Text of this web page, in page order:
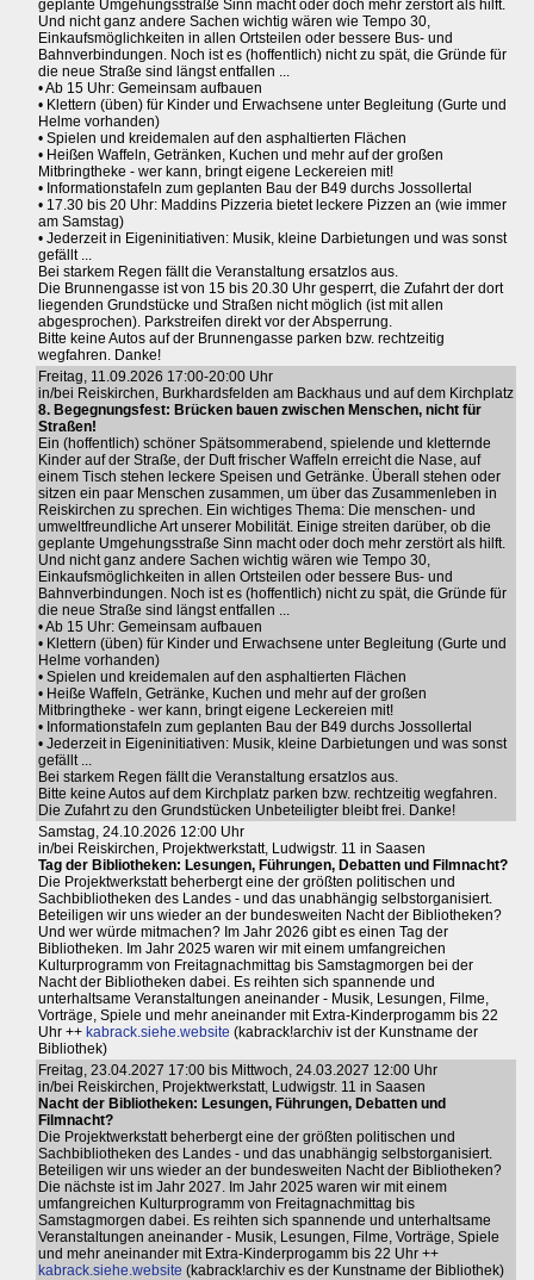
geplante Umgehungsstraße Sinn macht oder doch mehr zerstört als hilft.
Und nicht ganz andere Sachen wichtig wären wie Tempo 30,
Einkaufsmöglichkeiten in allen Ortsteilen oder bessere Bus- und
Bahnverbindungen. Noch ist es (hoffentlich) nicht zu spät, die Gründe für
die neue Straße sind längst entfallen ...
• Ab 15 Uhr: Gemeinsam aufbauen
• Klettern (üben) für Kinder und Erwachsene unter Begleitung (Gurte und
Helme vorhanden)
• Spielen und kreidemalen auf den asphaltierten Flächen
• Heißen Waffeln, Getränken, Kuchen und mehr auf der großen
Mitbringtheke - wer kann, bringt eigene Leckereien mit!
• Informationstafeln zum geplanten Bau der B49 durchs Jossollertal
• 17.30 bis 20 Uhr: Maddins Pizzeria bietet leckere Pizzen an (wie immer
am Samstag)
• Jederzeit in Eigeninitiativen: Musik, kleine Darbietungen und was sonst
gefällt ...
Bei starkem Regen fällt die Veranstaltung ersatzlos aus.
Die Brunnengasse ist von 15 bis 20.30 Uhr gesperrt, die Zufahrt der dort
liegenden Grundstücke und Straßen nicht möglich (ist mit allen
abgesprochen). Parkstreifen direkt vor der Absperrung.
Bitte keine Autos auf der Brunnengasse parken bzw. rechtzeitig
wegfahren. Danke!
Freitag, 11.09.2026 17:00-20:00 Uhr
in/bei Reiskirchen, Burkhardsfelden am Backhaus und auf dem Kirchplatz
8. Begegnungsfest: Brücken bauen zwischen Menschen, nicht für
Straßen!
Ein (hoffentlich) schöner Spätsommerabend, spielende und kletternde
Kinder auf der Straße, der Duft frischer Waffeln erreicht die Nase, auf
einem Tisch stehen leckere Speisen und Getränke. Überall stehen oder
sitzen ein paar Menschen zusammen, um über das Zusammenleben in
Reiskirchen zu sprechen. Ein wichtiges Thema: Die menschen- und
umweltfreundliche Art unserer Mobilität. Einige streiten darüber, ob die
geplante Umgehungsstraße Sinn macht oder doch mehr zerstört als hilft.
Und nicht ganz andere Sachen wichtig wären wie Tempo 30,
Einkaufsmöglichkeiten in allen Ortsteilen oder bessere Bus- und
Bahnverbindungen. Noch ist es (hoffentlich) nicht zu spät, die Gründe für
die neue Straße sind längst entfallen ...
• Ab 15 Uhr: Gemeinsam aufbauen
• Klettern (üben) für Kinder und Erwachsene unter Begleitung (Gurte und
Helme vorhanden)
• Spielen und kreidemalen auf den asphaltierten Flächen
• Heiße Waffeln, Getränke, Kuchen und mehr auf der großen
Mitbringtheke - wer kann, bringt eigene Leckereien mit!
• Informationstafeln zum geplanten Bau der B49 durchs Jossollertal
• Jederzeit in Eigeninitiativen: Musik, kleine Darbietungen und was sonst
gefällt ...
Bei starkem Regen fällt die Veranstaltung ersatzlos aus.
Bitte keine Autos auf dem Kirchplatz parken bzw. rechtzeitig wegfahren.
Die Zufahrt zu den Grundstücken Unbeteiligter bleibt frei. Danke!
Samstag, 24.10.2026 12:00 Uhr
in/bei Reiskirchen, Projektwerkstatt, Ludwigstr. 11 in Saasen
Tag der Bibliotheken: Lesungen, Führungen, Debatten und Filmnacht?
Die Projektwerkstatt beherbergt eine der größten politischen und
Sachbibliotheken des Landes - und das unabhängig selbstorganisiert.
Beteiligen wir uns wieder an der bundesweiten Nacht der Bibliotheken?
Und wer würde mitmachen? Im Jahr 2026 gibt es einen Tag der
Bibliotheken. Im Jahr 2025 waren wir mit einem umfangreichen
Kulturprogramm von Freitagnachmittag bis Samstagmorgen bei der
Nacht der Bibliotheken dabei. Es reihten sich spannende und
unterhaltsame Veranstaltungen aneinander - Musik, Lesungen, Filme,
Vorträge, Spiele und mehr aneinander mit Extra-Kinderprogamm bis 22
Uhr ++ kabrack.siehe.website (kabrack!archiv ist der Kunstname der
Bibliothek)
Freitag, 23.04.2027 17:00 bis Mittwoch, 24.03.2027 12:00 Uhr
in/bei Reiskirchen, Projektwerkstatt, Ludwigstr. 11 in Saasen
Nacht der Bibliotheken: Lesungen, Führungen, Debatten und
Filmnacht?
Die Projektwerkstatt beherbergt eine der größten politischen und
Sachbibliotheken des Landes - und das unabhängig selbstorganisiert.
Beteiligen wir uns wieder an der bundesweiten Nacht der Bibliotheken?
Die nächste ist im Jahr 2027. Im Jahr 2025 waren wir mit einem
umfangreichen Kulturprogramm von Freitagnachmittag bis
Samstagmorgen dabei. Es reihten sich spannende und unterhaltsame
Veranstaltungen aneinander - Musik, Lesungen, Filme, Vorträge, Spiele
und mehr aneinander mit Extra-Kinderprogamm bis 22 Uhr ++
kabrack.siehe.website (kabrack!archiv es der Kunstname der Bibliothek)